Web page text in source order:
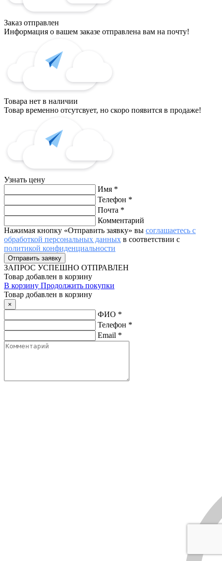
Заказ отправлен
Информация о вашем заказе отправлена вам на почту!
Товара нет в наличии
Товар временно отсутсвует, но скоро появится в продаже!
Узнать цену
Имя *
Телефон *
Почта *
Комментарий
Нажимая кнопку «Отправить заявку» вы соглашаетесь с
обработкой персональных данных в соответствии с
политикой конфиденциальности
ЗАПРОС УСПЕШНО ОТПРАВЛЕН
Товар добавлен в корзину
В корзину Продолжить покупки
Товар добавлен в корзину
×
ФИО *
Телефон *
Email *